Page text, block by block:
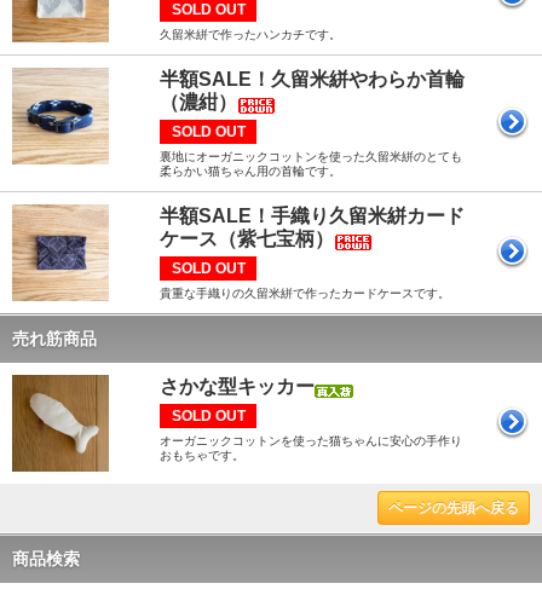
SOLD OUT
久留米絣で作ったハンカチです。
半額SALE！久留米絣やわらか首輪
（濃紺）
SOLD OUT
裏地にオーガニックコットンを使った久留米絣のとても
柔らかい猫ちゃん用の首輪です。
半額SALE！手織り久留米絣カード
ケース（紫七宝柄）
SOLD OUT
貴重な手織りの久留米絣で作ったカードケースです。
売れ筋商品
さかな型キッカー
SOLD OUT
オーガニックコットンを使った猫ちゃんに安心の手作り
おもちゃです。
ページの先頭へ戻る
商品検索